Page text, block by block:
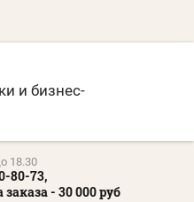
и бизнес-
18.30
80-73,
- 30 000 руб